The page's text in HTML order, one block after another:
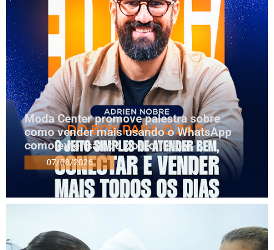
Moda Center promove palestra sobre
como vender mais usando o WhatsApp
como extensão do ponto físico
07/08/2026